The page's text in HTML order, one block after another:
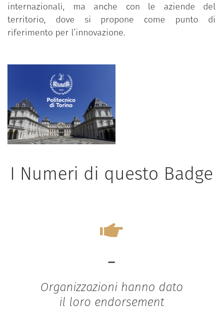
internazionali, ma anche con le aziende del
territorio, dove si propone come punto di
riferimento per l’innovazione.
I Numeri di questo Badge
-
Organizzazioni hanno dato
il loro endorsement